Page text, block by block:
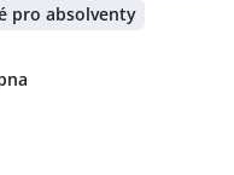
pro absolventy